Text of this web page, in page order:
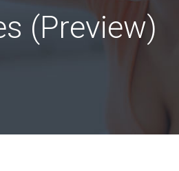
(Preview)